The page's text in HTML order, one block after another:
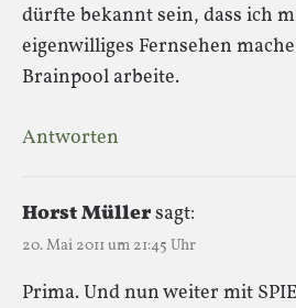
dürfte bekannt sein, dass ich
eigenwilliges Fernsehen
Brainpool arbeite.
Antworten
Horst Müllersagt:
20. Mai 2011 um 21:45 Uhr
Prima. Und nun weiter mit